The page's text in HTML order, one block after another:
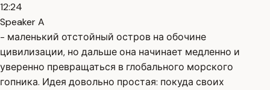
12:24
Speaker A
- маленький отстойный остров на обочине
цивилизации, но дальше она начинает медленно и
уверенно превращаться в глобального морского
гопника. Идея довольно простая: покуда своих